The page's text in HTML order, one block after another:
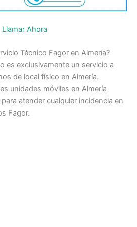
Llamar Ahora
Técnico Fagor en Almería?
es exclusivamente un servicio a
de local físico en Almería.
unidades móviles en Almería
atender cualquier incidencia en
Fagor.